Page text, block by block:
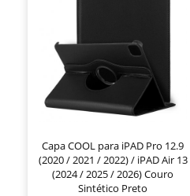
Capa COOL para iPAD Pro 12.9
(2020 / 2021 / 2022) / iPAD Air 13
(2024 / 2025 / 2026) Couro
Sintético Preto